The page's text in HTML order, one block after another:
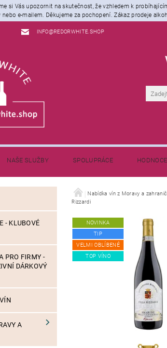
si Vás upozornit na skutečnost, že vzhledem k
e-mailem. Děkujeme za pochopení. Zákaz prodeje
INFO@REDORWHITE.SHOP
NAŠE SLUŽBY SPOLUPRÁCE
INFORMACE K DOPRAVĚ
- KLUBOVÉ
PRO FIRMY -
DÁRKOVÝ
A
Nabídka vín z Moravy a
Rizzardi
NOVINKA
TIP
VELMI OBLÍBENÉ
TOP VÍNO